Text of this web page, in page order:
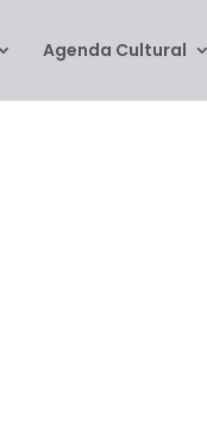
Agenda Cultural